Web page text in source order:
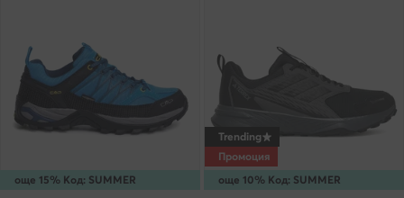
още 15% Код: SUMMER още 10% Код: SUMMER
Trending
Промоция